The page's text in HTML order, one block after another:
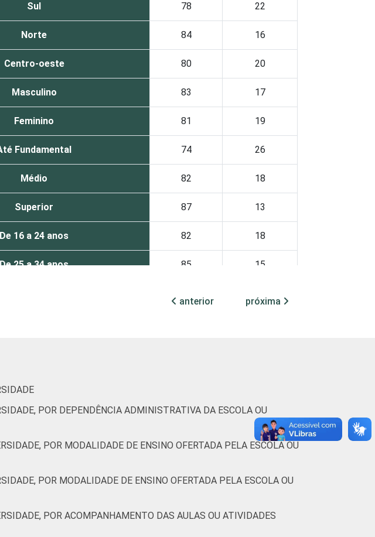
Sul 78 22
Norte 84 16
Centro-oeste 80 20
Masculino 83 17
Feminino 81 19
Fundamental 74 26
Médio 82 18
Superior 87 13
De 16 a 24 anos 82 18
De 25 a 34 anos 85 15
C 78 22
23
anterior próxima
POR DEPENDÊNCIA ADMINISTRATIVA DA ESCOLA OU
POR MODALIDADE DE ENSINO OFERTADA PELA ESCOLA OU
POR MODALIDADE DE ENSINO OFERTADA PELA ESCOLA OU
POR ACOMPANHAMENTO DAS AULAS OU ATIVIDADES